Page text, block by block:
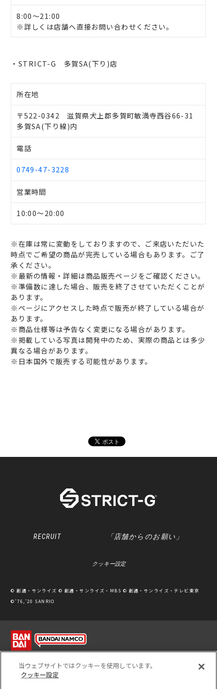
8:00～21:00
※詳しくは店舗へ直接お問い合わせください。
・STRICT-G 多賀SA(下り)店
所在地
〒522-0342 滋賀県犬上郡多賀町敏満寺西谷66-31
多賀SA(下り線)内
電話
0749-47-3228
営業時間
10:00～20:00
※在庫は常に変動をしておりますので、ご来店いただいた
時点でご希望の商品が完売している場合もあります。ご了
承ください。
※最新の情報・詳細は商品販売ページをご確認ください。
※準備数に達した場合、販売を終了させていただくことが
あります。
※ページにアクセスした時点で販売が終了している場合が
あります。
※商品仕様等は予告なく変更になる場合があります。
※掲載している写真は開発中のため、実際の商品とは多少
異なる場合があります。
※日本国外で販売する可能性があります。
RECRUIT 「店舗からのお願い」
クッキー設定
© 創通・サンライズ © 創通・サンライズ・MBS © 創通・サンライズ・テレビ東京
©’76,’20 SANRIO
※写真のため、実際の商品と多少カラーが異なる場合があります。
当ウェブサイトではクッキーを使用しています。
クッキー設定